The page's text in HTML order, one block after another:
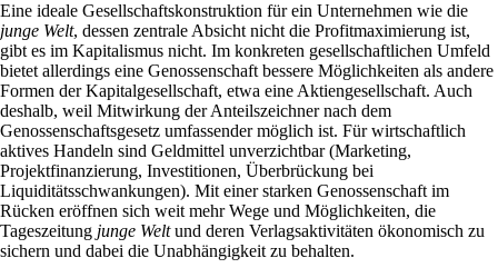
Eine ideale Gesellschaftskonstruktion für ein Unternehmen wie die
junge Welt, dessen zentrale Absicht nicht die Profitmaximierung ist,
gibt es im Kapitalismus nicht. Im konkreten gesellschaftlichen Umfeld
bietet allerdings eine Genossenschaft bessere Möglichkeiten als andere
Formen der Kapitalgesellschaft, etwa eine Aktiengesellschaft. Auch
deshalb, weil Mitwirkung der Anteilszeichner nach dem
Genossenschaftsgesetz umfassender möglich ist. Für wirtschaftlich
aktives Handeln sind Geldmittel unverzichtbar (Marketing,
Projektfinanzierung, Investitionen, Überbrückung bei
Liquiditätsschwankungen). Mit einer starken Genossenschaft im
Rücken eröffnen sich weit mehr Wege und Möglichkeiten, die
Tageszeitung junge Weltund deren Verlagsaktivitäten ökonomisch zu
sichern und dabei die Unabhängigkeit zu behalten.